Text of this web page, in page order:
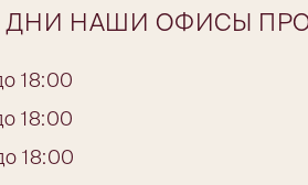
ДНИ НАШИ ОФИСЫ
18:00
18:00
18:00